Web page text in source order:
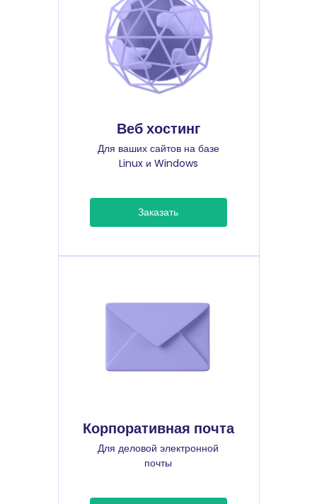
Веб хостинг
Для ваших сайтов на базе
Linux и Windows
Заказать
Корпоративная почта
Для деловой электронной
почты